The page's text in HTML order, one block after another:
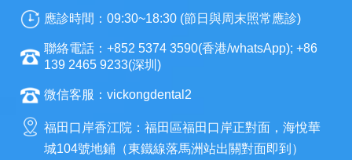
應診時間：09:30~18:30 (節日與周末照常應診)
聯絡電話：+852 5374 3590(香港/whatsApp); +86
139 2465 9233(深圳)
微信客服：vickongdental2
福田口岸香江院：福田區福田口岸正對面，海悅華
城104號地鋪（東鐵線落馬洲站出關對面即到）